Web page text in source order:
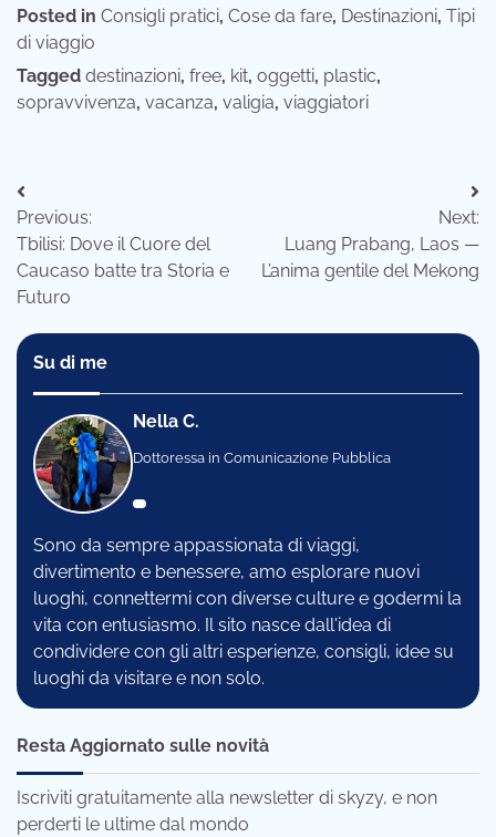
Posted in Consigli pratici, Cose da fare, Destinazioni, Tipi
di viaggio
Tagged destinazioni, free, kit, oggetti, plastic,
sopravvivenza, vacanza, valigia, viaggiatori
Navigazione
articoli
Previous:
Tbilisi: Dove il Cuore del
Caucaso batte tra Storia e
Futuro
Next:
Luang Prabang, Laos —
L’anima gentile del Mekong
Su di me
Nella C.
Dottoressa in Comunicazione Pubblica
Sono da sempre appassionata di viaggi,
divertimento e benessere, amo esplorare nuovi
luoghi, connettermi con diverse culture e godermi la
vita con entusiasmo. Il sito nasce dall'idea di
condividere con gli altri esperienze, consigli, idee su
luoghi da visitare e non solo.
Resta Aggiornato sulle novità
Iscriviti gratuitamente alla newsletter di skyzy, e non
perderti le ultime dal mondo